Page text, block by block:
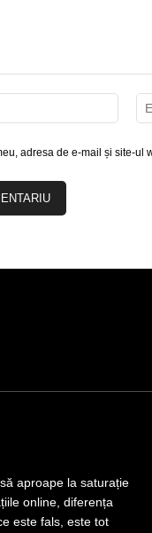
adresa de e-mail și site-ul
aproape la saturație
online, diferența
este fals, este tot